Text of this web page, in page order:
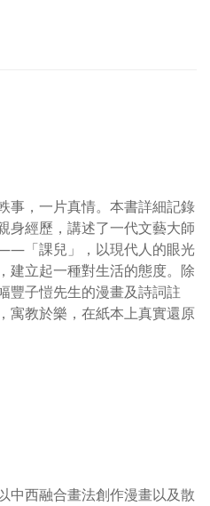
事，一片真情。本書詳細記錄
身經歷，講述了一代文藝大師
「課兒」，以現代人的眼光
建立起一種對生活的態度。除
豐子愷先生的漫畫及詩詞註
寓教於樂，在紙本上真實還原
中西融合畫法創作漫畫以及散